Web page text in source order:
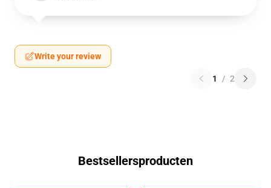
Write your review
1 / 2
Bestsellersproducten